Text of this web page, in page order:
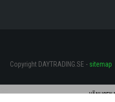
Copyright DAYTRADING.SE - sitemap
Vänligen